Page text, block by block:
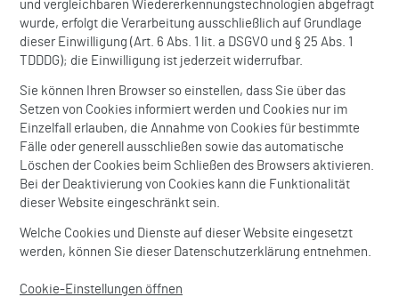
und vergleichbaren Wiedererkennungstechnologien abgefragt
wurde, erfolgt die Verarbeitung ausschließlich auf Grundlage
dieser Einwilligung (Art. 6 Abs. 1 lit. a DSGVO und § 25 Abs. 1
TDDDG); die Einwilligung ist jederzeit widerrufbar.
Sie können Ihren Browser so einstellen, dass Sie über das
Setzen von Cookies informiert werden und Cookies nur im
Einzelfall erlauben, die Annahme von Cookies für bestimmte
Fälle oder generell ausschließen sowie das automatische
Löschen der Cookies beim Schließen des Browsers aktivieren.
Bei der Deaktivierung von Cookies kann die Funktionalität
dieser Website eingeschränkt sein.
Welche Cookies und Dienste auf dieser Website eingesetzt
werden, können Sie dieser Datenschutzerklärung entnehmen.
Cookie-Einstellungen öffnen